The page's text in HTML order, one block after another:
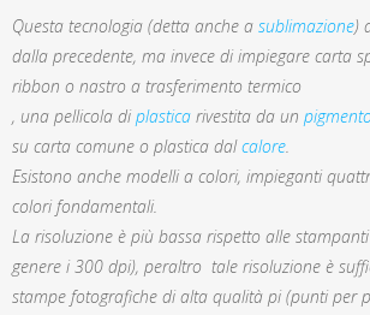
Questa tecnologia (detta anche a sublimazione)
dalla precedente, ma invece di impiegare carta
ribbon o nastro a trasferimento termico
, una pellicola di plastica rivestita da un
su carta comune o plastica dalcalore.
Esistono anche modelli a colori, impieganti
colori fondamentali.
La risoluzione è più bassa rispetto alle
genere i 300 dpi), peraltro tale risoluzione è
stampe fotografiche di alta qualità pi (punti per